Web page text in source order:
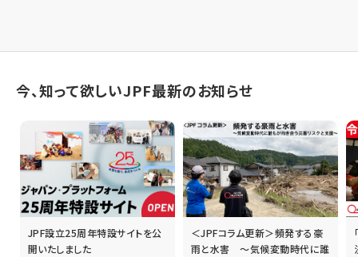
今、知って欲しいJPF最新のお知らせ
JPF設立25周年特設サイトを公
開いたしました
＜JPFコラム更新＞頻発する豪
雨と水害 ～気候変動時代に誰